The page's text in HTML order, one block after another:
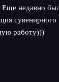
Еще недавно
сувенирного
работу)))